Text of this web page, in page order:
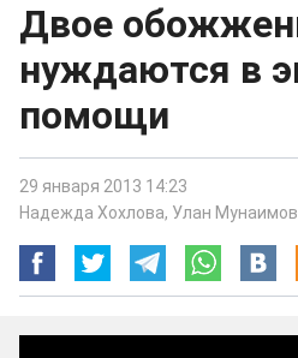
Двое
нуждаются в
помощи
29 января 2013 14:23
Надежда Хохлова, Улан Мунаимов